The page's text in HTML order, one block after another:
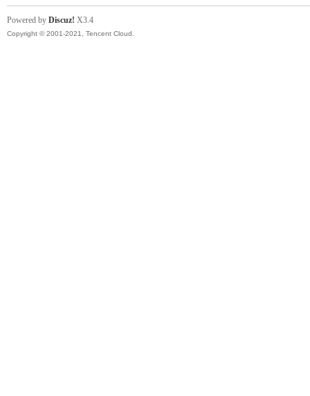
Powered by Discuz! X3.4
Copyright © 2001-2021, Tencent Cloud.